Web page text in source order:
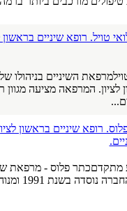
טויל. רופא שיניים בראשון
השיניים בניהולו של
נוסדה ב-2003 בראשון לציון. המרפאה מציעה
רופא שיניים בראשון
מתקדםכתר פלוס - מרפאת
מקסימה ואיכותית במרכז ראשון.